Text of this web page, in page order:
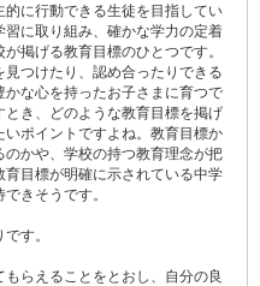
に行動できる生徒を目指してい
に取り組み、確かな学力の定着
掲げる教育目標のひとつです。
つけたり、認め合ったりできる
な心を持ったお子さまに育つで
き、どのような教育目標を掲げ
ポイントですよね。教育目標か
かや、学校の持つ教育理念が把
目標が明確に示されている中学
きそうです。
す。
らえることをとおし、自分の良